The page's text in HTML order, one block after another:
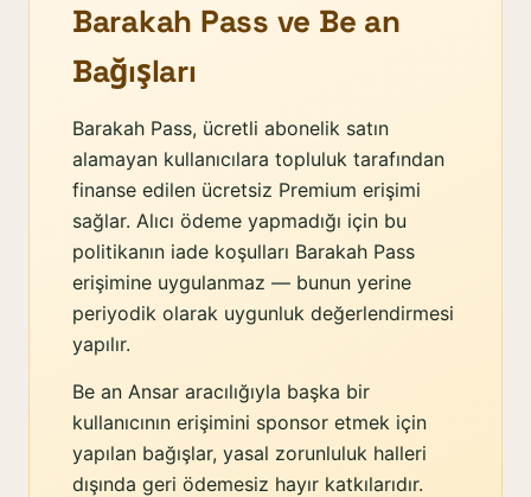
Barakah Pass ve Be an
Bağışları
Barakah Pass, ücretli abonelik satın
alamayan kullanıcılara topluluk tarafından
finanse edilen ücretsiz Premium erişimi
sağlar. Alıcı ödeme yapmadığı için bu
politikanın iade koşulları Barakah Pass
erişimine uygulanmaz — bunun yerine
periyodik olarak uygunluk değerlendirmesi
yapılır.
Be an Ansar aracılığıyla başka bir
kullanıcının erişimini sponsor etmek için
yapılan bağışlar, yasal zorunluluk halleri
dışında geri ödemesiz hayır katkılarıdır.